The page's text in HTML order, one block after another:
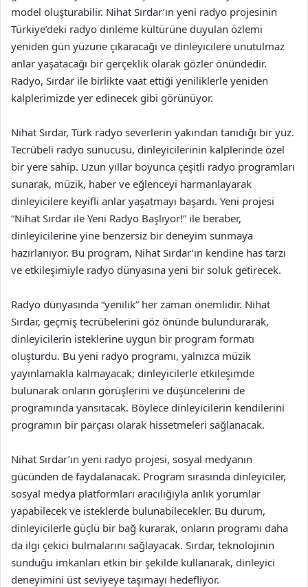
model oluşturabilir. Nihat Sırdar’ın yeni radyo projesinin
Türkiye’deki radyo dinleme kültürüne duyulan özlemi
yeniden gün yüzüne çıkaracağı ve dinleyicilere unutulmaz
anlar yaşatacağı bir gerçeklik olarak gözler önündedir.
Radyo, Sırdar ile birlikte vaat ettiği yeniliklerle yeniden
kalplerimizde yer edinecek gibi görünüyor.
Nihat Sırdar, Türk radyo severlerin yakından tanıdığı bir yüz.
Tecrübeli radyo sunucusu, dinleyicilerinin kalplerinde özel
bir yere sahip. Uzun yıllar boyunca çeşitli radyo programları
sunarak, müzik, haber ve eğlenceyi harmanlayarak
dinleyicilere keyifli anlar yaşatmayı başardı. Yeni projesi
“Nihat Sırdar ile Yeni Radyo Başlıyor!” ile beraber,
dinleyicilerine yine benzersiz bir deneyim sunmaya
hazırlanıyor. Bu program, Nihat Sırdar’ın kendine has tarzı
ve etkileşimiyle radyo dünyasına yeni bir soluk getirecek.
Radyo dünyasında “yenilik” her zaman önemlidir. Nihat
Sırdar, geçmiş tecrübelerini göz önünde bulundurarak,
dinleyicilerin isteklerine uygun bir program formatı
oluşturdu. Bu yeni radyo programı, yalnızca müzik
yayınlamakla kalmayacak; dinleyicilerle etkileşimde
bulunarak onların görüşlerini ve düşüncelerini de
programında yansıtacak. Böylece dinleyicilerin kendilerini
programın bir parçası olarak hissetmeleri sağlanacak.
Nihat Sırdar’ın yeni radyo projesi, sosyal medyanın
gücünden de faydalanacak. Program sırasında dinleyiciler,
sosyal medya platformları aracılığıyla anlık yorumlar
yapabilecek ve isteklerde bulunabilecekler. Bu durum,
dinleyicilerle güçlü bir bağ kurarak, onların programı daha
da ilgi çekici bulmalarını sağlayacak. Sırdar, teknolojinin
sunduğu imkanları etkin bir şekilde kullanarak, dinleyici
deneyimini üst seviyeye taşımayı hedefliyor.